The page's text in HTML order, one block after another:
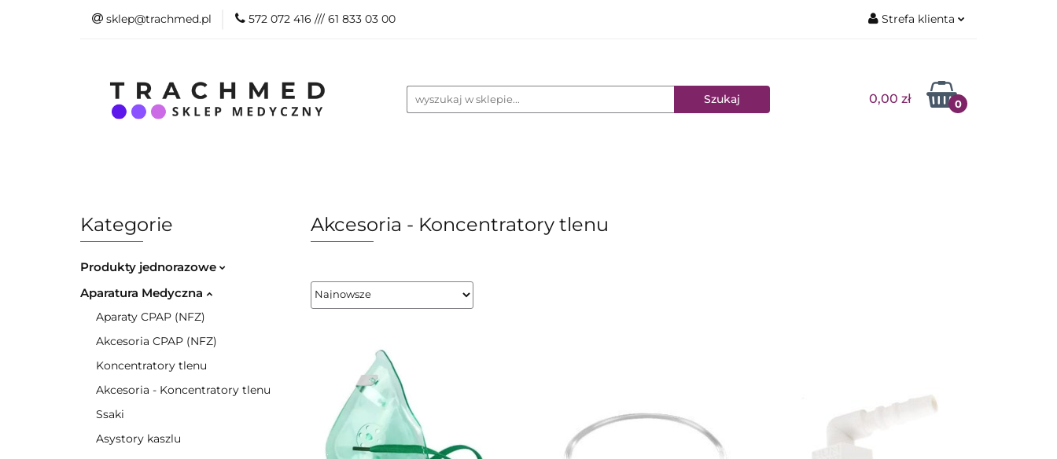
sklep@trachmed.pl 572 072 416 /// 61 833 03 00 Strefa klienta
Zarejestruj się
Dodaj zgłoszenie
0,00 zł 0
WSZYSTKIE PRODUKTY
BLOG SKLEP STACJONARNY
Kategorie
Produkty jednorazowe
Aparatura Medyczna
Aparaty CPAP (NFZ)
Akcesoria CPAP (NFZ)
Koncentratory tlenu
Akcesoria - Koncentratory tlenu
Ssaki
Asystory kaszlu
Akcesoria - Koncentratory tlenu